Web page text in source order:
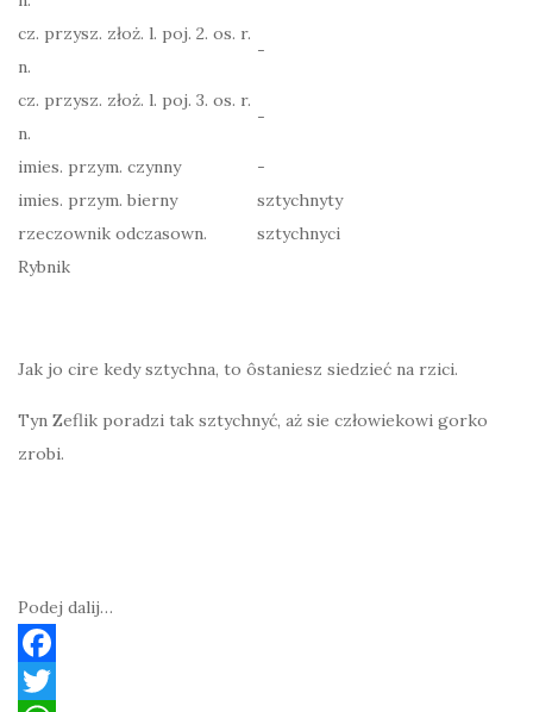
cz. przysz. złoż. l. poj. 2. os. r.
n.
-
cz. przysz. złoż. l. poj. 3. os. r.
n.
-
imies. przym. czynny
-
imies. przym. bierny
sztychnyty
rzeczownik odczasown.
sztychnyci
Rybnik
Jak jo cire kedy sztychna, to ôstaniesz siedzieć na rzici.
Tyn Zeflik poradzi tak sztychnyć, aż sie człowiekowi gorko
zrobi.
Podej dalij…
F